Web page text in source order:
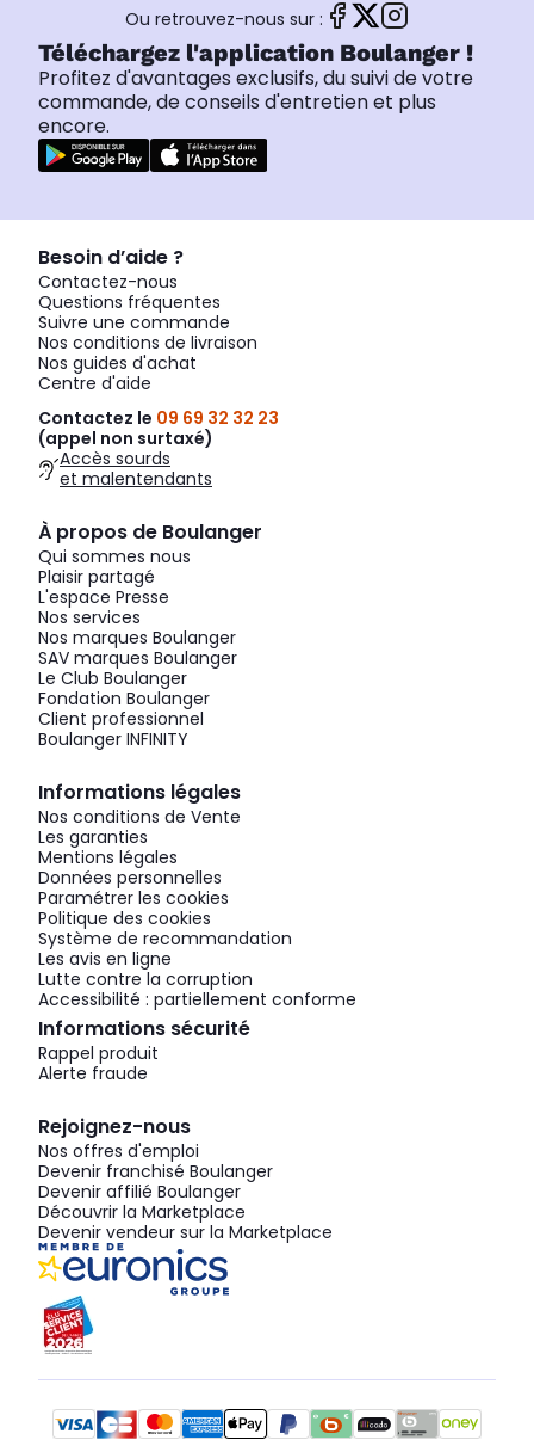
Ou retrouvez-nous sur :
Téléchargez l'application Boulanger !
Profitez d'avantages exclusifs, du suivi de votre
commande, de conseils d'entretien et plus
encore.
Besoin d’aide ?
Contactez-nous
Questions fréquentes
Suivre une commande
Nos conditions de livraison
Nos guides d'achat
Centre d'aide
Contactez le 09 69 32 32 23
(appel non surtaxé)
Accès sourds
et malentendants
À propos de Boulanger
Qui sommes nous
Plaisir partagé
L'espace Presse
Nos services
Nos marques Boulanger
SAV marques Boulanger
Le Club Boulanger
Fondation Boulanger
Client professionnel
Boulanger INFINITY
Informations légales
Nos conditions de Vente
Les garanties
Mentions légales
Données personnelles
Paramétrer les cookies
Politique des cookies
Système de recommandation
Les avis en ligne
Lutte contre la corruption
Accessibilité : partiellement conforme
Informations sécurité
Rappel produit
Alerte fraude
Rejoignez-nous
Nos offres d'emploi
Devenir franchisé Boulanger
Devenir affilié Boulanger
Découvrir la Marketplace
Devenir vendeur sur la Marketplace